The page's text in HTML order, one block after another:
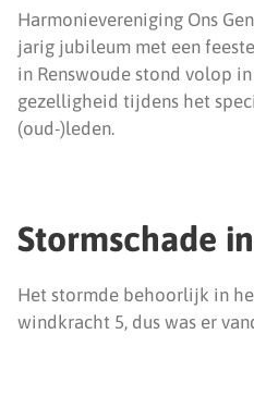
Harmonievereniging Ons
jarig jubileum met een
in Renswoude stond volop
gezelligheid tijdens het
(oud-)leden.
Stormschade
Het stormde behoorlijk in
windkracht 5, dus was er